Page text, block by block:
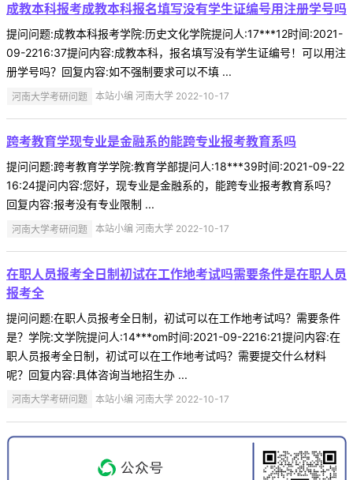
成教本科报考成教本科报名填写没有学生证编号用注册学号吗
提问问题:成教本科报考学院:历史文化学院提问人:17***12时间:2021-
09-2216:37提问内容:成教本科，报名填写没有学生证编号！可以用注
册学号吗？回复内容:如不强制要求可以不填 ...
河南大学考研问题 本站小编 河南大学 2022-10-17
跨考教育学现专业是金融系的能跨专业报考教育系吗
提问问题:跨考教育学学院:教育学部提问人:18***39时间:2021-09-22
16:24提问内容:您好，现专业是金融系的，能跨专业报考教育系吗？
回复内容:报考没有专业限制 ...
河南大学考研问题 本站小编 河南大学 2022-10-17
在职人员报考全日制初试在工作地考试吗需要条件是在职人员
报考全
提问问题:在职人员报考全日制，初试可以在工作地考试吗？需要条件
是？学院:文学院提问人:14***om时间:2021-09-2216:21提问内容:在
职人员报考全日制，初试可以在工作地考试吗？需要提交什么材料
呢？回复内容:具体咨询当地招生办 ...
河南大学考研问题 本站小编 河南大学 2022-10-17